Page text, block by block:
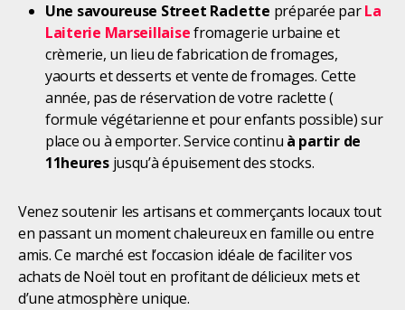
Une savoureuse Street Raclette préparée par La
Laiterie Marseillaisefromagerie urbaine et
crèmerie, un lieu de fabrication de fromages,
yaourts et desserts et vente de fromages. Cette
année, pas de réservation de votre raclette (
formule végétarienne et pour enfants possible) sur
place ou à emporter. Service continu à partir de
11heuresjusqu’à épuisement des stocks.
Venez soutenir les artisans et commerçants locaux tout
en passant un moment chaleureux en famille ou entre
amis. Ce marché est l’occasion idéale de faciliter vos
achats de Noël tout en profitant de délicieux mets et
d’une atmosphère unique.